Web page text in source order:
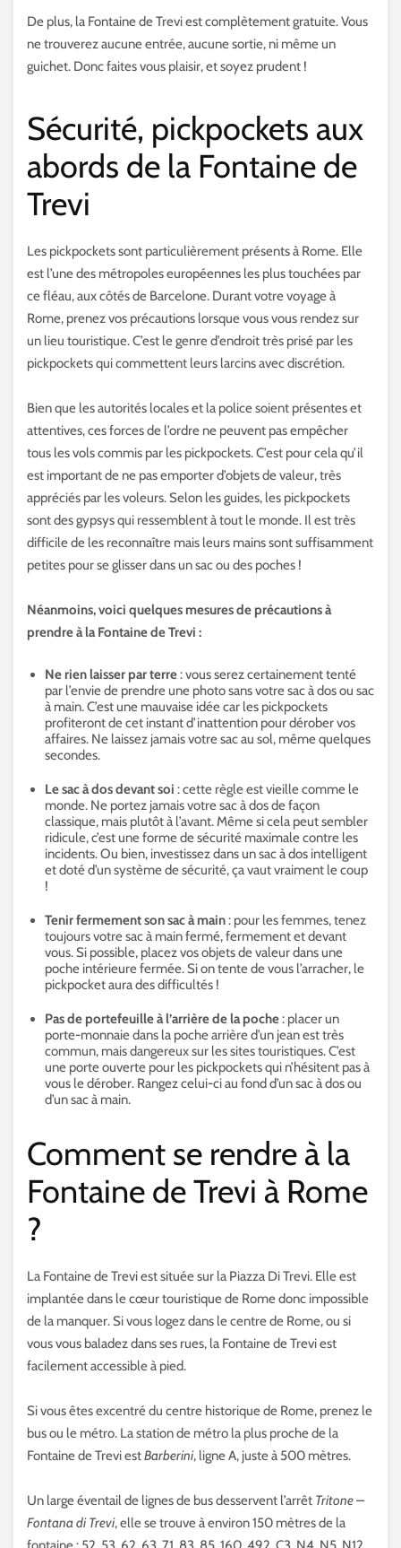
De plus, la Fontaine de Trevi est complètement gratuite. Vous
ne trouverez aucune entrée, aucune sortie, ni même un
guichet. Donc faites vous plaisir, et soyez prudent !
Sécurité, pickpockets aux
abords de la Fontaine de
Trevi
Les pickpockets sont particulièrement présents à Rome. Elle
est l’une des métropoles européennes les plus touchées par
ce fléau, aux côtés de Barcelone. Durant votre voyage à
Rome, prenez vos précautions lorsque vous vous rendez sur
un lieu touristique. C’est le genre d’endroit très prisé par les
pickpockets qui commettent leurs larcins avec discrétion.
Bien que les autorités locales et la police soient présentes et
attentives, ces forces de l’ordre ne peuvent pas empêcher
tous les vols commis par les pickpockets. C’est pour cela qu’il
est important de ne pas emporter d’objets de valeur, très
appréciés par les voleurs. Selon les guides, les pickpockets
sont des gypsys qui ressemblent à tout le monde. Il est très
difficile de les reconnaître mais leurs mains sont suffisamment
petites pour se glisser dans un sac ou des poches !
Néanmoins, voici quelques mesures de précautions à
prendre à la Fontaine de Trevi :
Ne rien laisser par terre: vous serez certainement tenté
par l’envie de prendre une photo sans votre sac à dos ou sac
à main. C’est une mauvaise idée car les pickpockets
profiteront de cet instant d’inattention pour dérober vos
affaires. Ne laissez jamais votre sac au sol, même quelques
secondes.
Le sac à dos devant soi : cette règle est vieille comme le
monde. Ne portez jamais votre sac à dos de façon
classique, mais plutôt à l’avant. Même si cela peut sembler
ridicule, c’est une forme de sécurité maximale contre les
incidents. Ou bien, investissez dans un sac à dos intelligent
et doté d’un système de sécurité, ça vaut vraiment le coup
!
Tenir fermement son sac à main: pour les femmes, tenez
toujours votre sac à main fermé, fermement et devant
vous. Si possible, placez vos objets de valeur dans une
poche intérieure fermée. Si on tente de vous l’arracher, le
pickpocket aura des difficultés !
Pas de portefeuille à l’arrière de la poche: placer un
porte-monnaie dans la poche arrière d’un jean est très
commun, mais dangereux sur les sites touristiques. C’est
une porte ouverte pour les pickpockets qui n’hésitent pas à
vous le dérober. Rangez celui-ci au fond d’un sac à dos ou
d’un sac à main.
Comment se rendre à la
Fontaine de Trevi à Rome
?
La Fontaine de Trevi est située sur la Piazza Di Trevi. Elle est
implantée dans le cœur touristique de Rome donc impossible
de la manquer. Si vous logez dans le centre de Rome, ou si
vous vous baladez dans ses rues, la Fontaine de Trevi est
facilement accessible à pied.
Si vous êtes excentré du centre historique de Rome, prenez le
bus ou le métro. La station de métro la plus proche de la
Fontaine de Trevi estBarberini, ligne A, juste à 500 mètres.
Un large éventail de lignes de bus desservent l’arrêt Tritone –
Fontana di Trevi, elle se trouve à environ 150 mètres de la